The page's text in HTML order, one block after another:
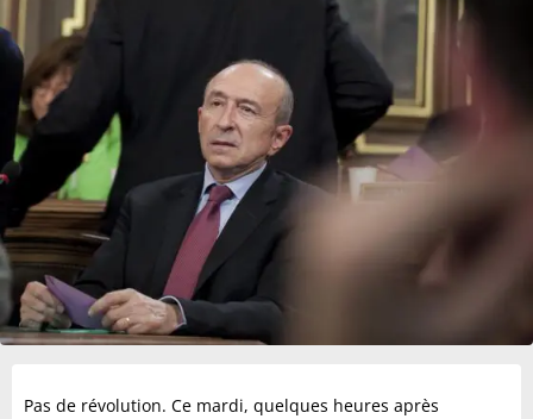
Pas de révolution. Ce mardi, quelques heures après